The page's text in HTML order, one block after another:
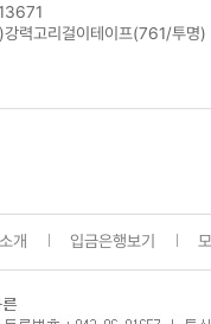
력고리걸이테이프(761/투명)
개 입금은행보기